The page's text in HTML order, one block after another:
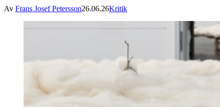
Av Frans Josef Petersson26.06.26Kritik